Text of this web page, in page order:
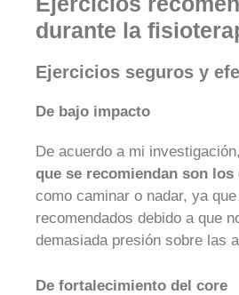
durante la
Ejercicios seguros y
De bajo impacto
De acuerdo a mi investigación,
que se recomiendan son
como caminar o nadar, ya
recomendados debido a que
demasiada presión sobre las
De fortalecimiento del core